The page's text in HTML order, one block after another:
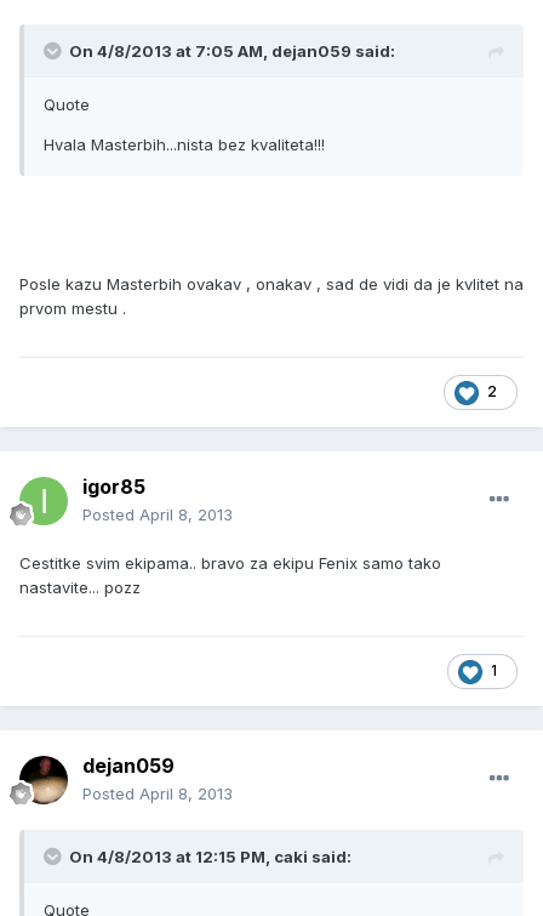
On 4/8/2013 at 7:05 AM, dejan059 said:
Quote
Hvala Masterbih...nista bez kvaliteta!!!
Posle kazu Masterbih ovakav , onakav , sad de vidi da je kvlitet na
prvom mestu .
2
igor85
Posted April 8, 2013
Cestitke svim ekipama.. bravo za ekipu Fenix samo tako
nastavite... pozz
1
dejan059
Posted April 8, 2013
On 4/8/2013 at 12:15 PM, caki said:
Quote